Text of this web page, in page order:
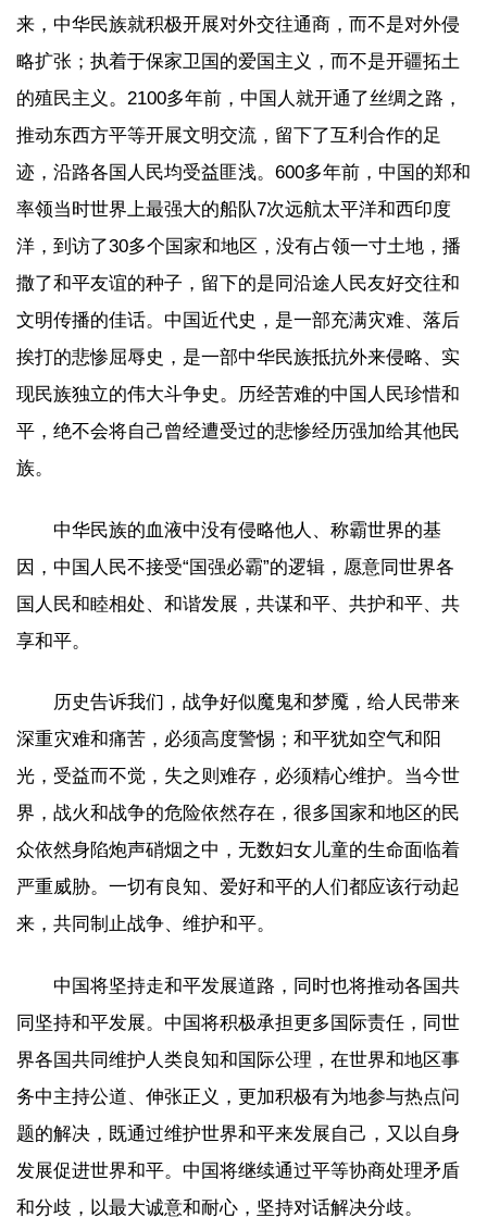
来，中华民族就积极开展对外交往通商，而不是对外侵
略扩张；执着于保家卫国的爱国主义，而不是开疆拓土
的殖民主义。2100多年前，中国人就开通了丝绸之路，
推动东西方平等开展文明交流，留下了互利合作的足
迹，沿路各国人民均受益匪浅。600多年前，中国的郑和
率领当时世界上最强大的船队7次远航太平洋和西印度
洋，到访了30多个国家和地区，没有占领一寸土地，播
撒了和平友谊的种子，留下的是同沿途人民友好交往和
文明传播的佳话。中国近代史，是一部充满灾难、落后
挨打的悲惨屈辱史，是一部中华民族抵抗外来侵略、实
现民族独立的伟大斗争史。历经苦难的中国人民珍惜和
平，绝不会将自己曾经遭受过的悲惨经历强加给其他民
族。
中华民族的血液中没有侵略他人、称霸世界的基
因，中国人民不接受“国强必霸”的逻辑，愿意同世界各
国人民和睦相处、和谐发展，共谋和平、共护和平、共
享和平。
历史告诉我们，战争好似魔鬼和梦魇，给人民带来
深重灾难和痛苦，必须高度警惕；和平犹如空气和阳
光，受益而不觉，失之则难存，必须精心维护。当今世
界，战火和战争的危险依然存在，很多国家和地区的民
众依然身陷炮声硝烟之中，无数妇女儿童的生命面临着
严重威胁。一切有良知、爱好和平的人们都应该行动起
来，共同制止战争、维护和平。
中国将坚持走和平发展道路，同时也将推动各国共
同坚持和平发展。中国将积极承担更多国际责任，同世
界各国共同维护人类良知和国际公理，在世界和地区事
务中主持公道、伸张正义，更加积极有为地参与热点问
题的解决，既通过维护世界和平来发展自己，又以自身
发展促进世界和平。中国将继续通过平等协商处理矛盾
和分歧，以最大诚意和耐心，坚持对话解决分歧。